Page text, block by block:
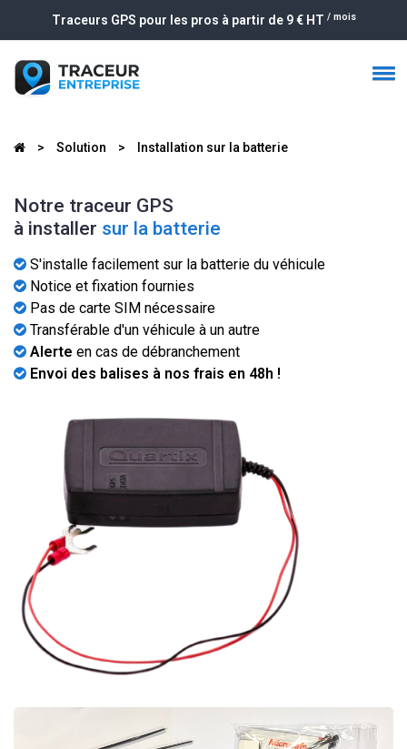
Traceurs GPS pour les pros à partir de 9 € HT / mois
> Solution > Installation sur la batterie
Notre traceur GPS
à installer sur la batterie
S'installe facilement sur la batterie du véhicule
Notice et fixation fournies
Pas de carte SIM nécessaire
Transférable d'un véhicule à un autre
Alerte en cas de débranchement
Envoi des balises à nos frais en 48h !